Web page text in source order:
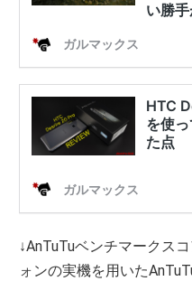
↓AnTuTuベンチマークス
ォンの実機を用いた